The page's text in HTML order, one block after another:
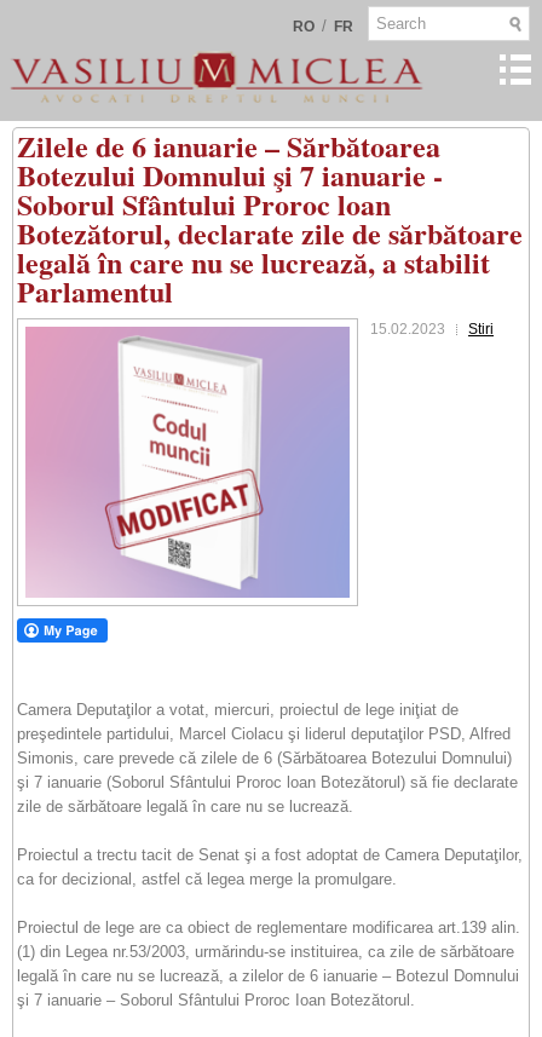
RO / FR
Zilele de 6 ianuarie – Sărbătoarea
Botezului Domnului şi 7 ianuarie -
Soborul Sfântului Proroc loan
Botezătorul, declarate zile de sărbătoare
legală în care nu se lucrează, a stabilit
Parlamentul
15.02.2023 Stiri
Camera Deputaţilor a votat, miercuri, proiectul de lege iniţiat de
preşedintele partidului, Marcel Ciolacu şi liderul deputaţilor PSD, Alfred
Simonis, care prevede că zilele de 6 (Sărbătoarea Botezului Domnului)
şi 7 ianuarie (Soborul Sfântului Proroc loan Botezătorul) să fie declarate
zile de sărbătoare legală în care nu se lucrează.
Proiectul a trectu tacit de Senat şi a fost adoptat de Camera Deputaţilor,
ca for decizional, astfel că legea merge la promulgare.
Proiectul de lege are ca obiect de reglementare modificarea art.139 alin.
(1) din Legea nr.53/2003, urmărindu-se instituirea, ca zile de sărbătoare
legală în care nu se lucrează, a zilelor de 6 ianuarie – Botezul Domnului
şi 7 ianuarie – Soborul Sfântului Proroc Ioan Botezătorul.